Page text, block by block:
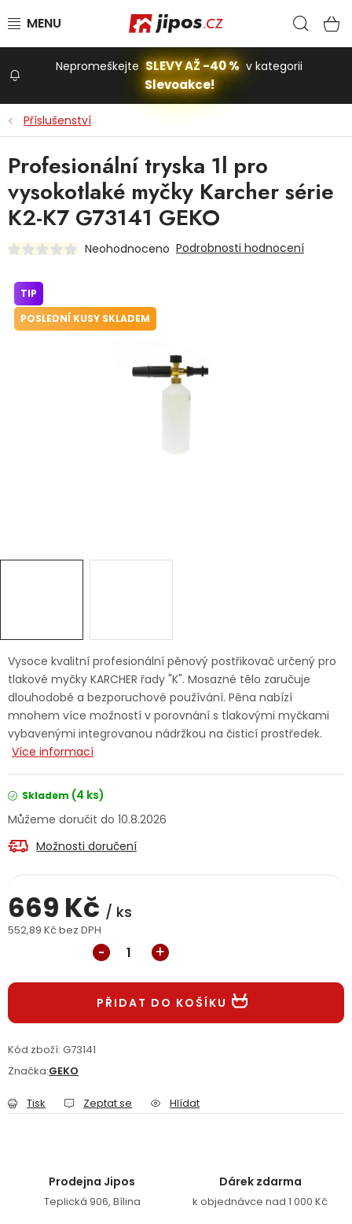
Stavba a dům
Dílna
Domácnost
Jaký je aktuální stav mé objednávky?
Servis nářadí
Doprava a platba
Reklamační formulář
Nepromeškejte SLEVY AŽ -40 % v kategorii
Slevoakce!
Příslušenství
Vysoce kvalitní profesionální pěnový postřikovač určený pro
tlakové myčky KARCHER řady "K". Mosazné tělo zaručuje
dlouhodobé a bezporuchové používání. Pěna nabízí
mnohem více možností v porovnání s tlakovými myčkami
vybavenými integrovanou nádržkou na čisticí prostředek.
Více informací
Skladem (4 ks)
10.8.2026
Možnosti doručení
669 Kč / ks
552,89 Kč bez DPH
PŘIDAT DO KOŠÍKU
Kód zboží: G73141
Značka:GEKO
Tisk Zeptat se Hlídat
Profesionální tryska 1l pro
vysokotlaké myčky Karcher série
K2-K7 G73141 GEKO
Neohodnoceno Podrobnosti hodnocení
TIP
POSLEDNÍ KUSY SKLADEM
Prodejna Jipos
Teplická 906, Bílina
Dárek zdarma
k objednávce nad 1 000 Kč